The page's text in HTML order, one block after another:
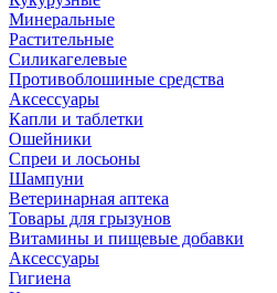
Минеральные
Растительные
Силикагелевые
Противоблошиные средства
Аксессуары
Капли и таблетки
Ошейники
Спреи и лосьоны
Шампуни
Ветеринарная аптека
Товары для грызунов
Витамины и пищевые добавки
Аксессуары
Гигиена